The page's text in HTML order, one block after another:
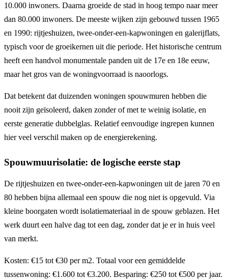
10.000 inwoners. Daarna groeide de stad in hoog tempo naar meer
dan 80.000 inwoners. De meeste wijken zijn gebouwd tussen 1965
en 1990: rijtjeshuizen, twee-onder-een-kapwoningen en galerijflats,
typisch voor de groeikernen uit die periode. Het historische centrum
heeft een handvol monumentale panden uit de 17e en 18e eeuw,
maar het gros van de woningvoorraad is naoorlogs.
Dat betekent dat duizenden woningen spouwmuren hebben die
nooit zijn geïsoleerd, daken zonder of met te weinig isolatie, en
eerste generatie dubbelglas. Relatief eenvoudige ingrepen kunnen
hier veel verschil maken op de energierekening.
Spouwmuurisolatie: de logische eerste stap
De rijtjeshuizen en twee-onder-een-kapwoningen uit de jaren 70 en
80 hebben bijna allemaal een spouw die nog niet is opgevuld. Via
kleine boorgaten wordt isolatiemateriaal in de spouw geblazen. Het
werk duurt een halve dag tot een dag, zonder dat je er in huis veel
van merkt.
Kosten: €15 tot €30 per m2. Totaal voor een gemiddelde
tussenwoning: €1.600 tot €3.200. Besparing: €250 tot €500 per jaar.